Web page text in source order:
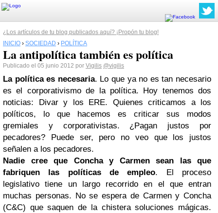
¿Los artículos de tu blog publicados aquí? ¡Propón tu blog!
INICIO › SOCIEDAD › POLÍTICA
La antipolítica también es política
Publicado el 05 junio 2012 por Vigilis @vigilis
La política es necesaria. Lo que ya no es tan necesario
es el corporativismo de la política. Hoy tenemos dos
noticias: Divar y los ERE. Quienes criticamos a los
políticos, lo que hacemos es criticar sus modos
gremiales y corporativistas. ¿Pagan justos por
pecadores? Puede ser, pero no veo que los justos
señalen a los pecadores.
Nadie cree que Concha y Carmen sean las que
fabriquen las políticas de empleo. El proceso
legislativo tiene un largo recorrido en el que entran
muchas personas. No se espera de Carmen y Concha
(C&C) que saquen de la chistera soluciones mágicas.